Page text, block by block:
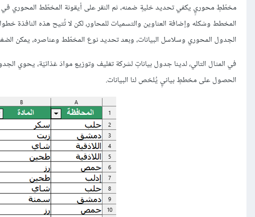
مخطّطٍ محوريٍ يكفي تحديد خليةٍ ضمنه، ثم النقر على أيقونة المخطّط المحوري في
المخطط وشكله وإضافة العناوين والتسميات للمحاور، لكن لا تُتيح هذه النافذة
الجدول المحوري وسلاسل البيانات، وبعد تحديد نوع المخطّط وعناصره، يمكن
في المثال التالي، لدينا جدول بياناتٍ لشركة تغليف وتوزيع موادَ غذائيّة، يحوي
الحصول على مخططٍ بيانيٍ يُلخص لنا البيانات.